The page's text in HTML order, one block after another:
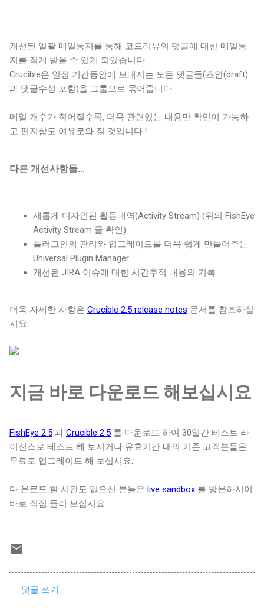
개선된 일괄 메일통지를 통해 코드리뷰의 댓글에 대한 메일통
지를 적게 받을 수 있게 되었습니다.
Crucible은 일정 기간동안에 보내지는 모든 댓글들(초안(draft)
과 댓글수정 포함)을 그룹으로 묶어줍니다.
메일 개수가 적어질수록, 더욱 관련있는 내용만 확인이 가능하
고 편지함도 여유로와 질 것입니다.!
다른 개선사항들...
새롭게 디자인된 활동내역(Activity Stream) (위의 FishEye
Activity Stream 글 확인)
플러그인의 관리와 업그레이드를 더욱 쉽게 만들어주는
Universal Plugin Manager
개선된 JIRA 이슈에 대한 시간추적 내용의 기록
더욱 자세한 사항은 Crucible 2.5 release notes 문서를 참조하십
시요.
지금 바로 다운로드 해보십시요
FishEye 2.5 과 Crucible 2.5 를 다운로드 하여 30일간 테스트 라
이선스로 테스트 해 보시거나 유효기간 내의 기존 고객분들은
무료로 업그레이드 해 보십시요.
다 운로드 할 시간도 없으신 분들은 live sandbox 를 방문하시어
바로 직접 둘러 보십시요.
댓글 쓰기